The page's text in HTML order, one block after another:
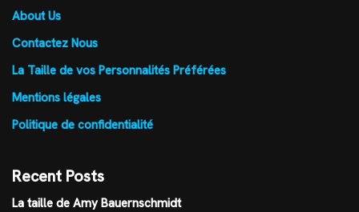
About Us
Contactez Nous
La Taille de vos Personnalités Préférées
Mentions légales
Politique de confidentialité
Recent Posts
La taille de Amy Bauernschmidt